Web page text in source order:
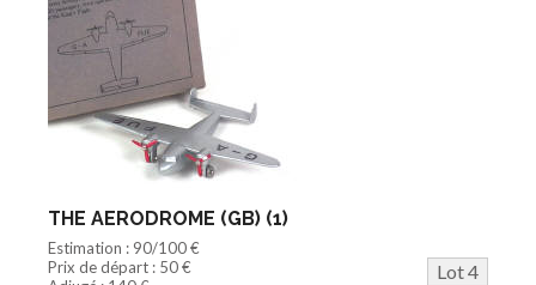
THE AERODROME (GB) (1)
Estimation : 90/100 €
Prix de départ : 50 €
Lot 4